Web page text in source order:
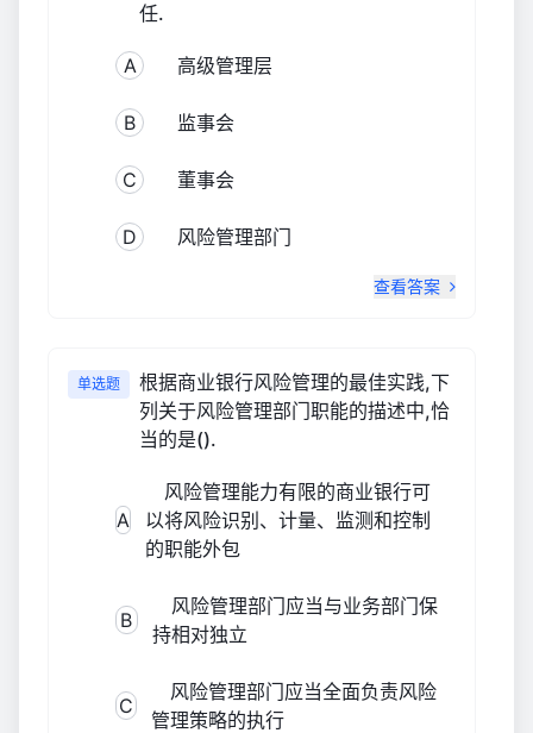
任.
A 高级管理层
B 监事会
C 董事会
D 风险管理部门
查看答案
单选题
根据商业银行风险管理的最佳实践,下
列关于风险管理部门职能的描述中,恰
当的是().
A
风险管理能力有限的商业银行可
以将风险识别、计量、监测和控制
的职能外包
B
风险管理部门应当与业务部门保
持相对独立
C
风险管理部门应当全面负责风险
管理策略的执行